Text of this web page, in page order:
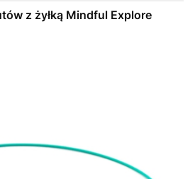
z żyłką Mindful Explore